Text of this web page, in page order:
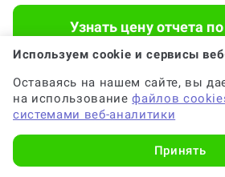
Узнать цену отчета
Популярные
Используем cookie и сервисы
Оставаясь на нашем сайте, вы
на использованиефайлов
системами веб-аналитики
Принять